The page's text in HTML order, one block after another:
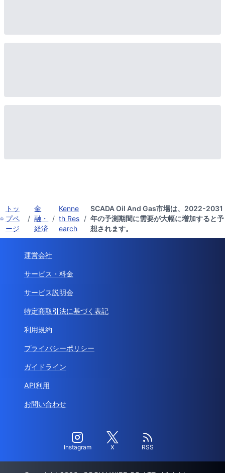
トッ
プペ
ージ
/
金
融・
経済
/
Kenne
th Res
earch
/
SCADA Oil And Gas市場は、2022-2031
年の予測期間に需要が大幅に増加すると予
想されます。
運営会社
サービス・料金
サービス説明会
特定商取引法に基づく表記
利用規約
プライバシーポリシー
ガイドライン
API利用
お問い合わせ
Instagram X RSS